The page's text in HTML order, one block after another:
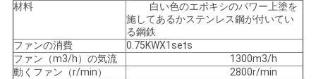
材料
白い色のエポキシのパワー上塗を
施してあるかステンレス鋼が付いてい
る鋼鉄
ファンの消費
0.75KWX1sets
ファン（m3/h）の気流
1300m3/h
動くファン（r/min）
2800r/min